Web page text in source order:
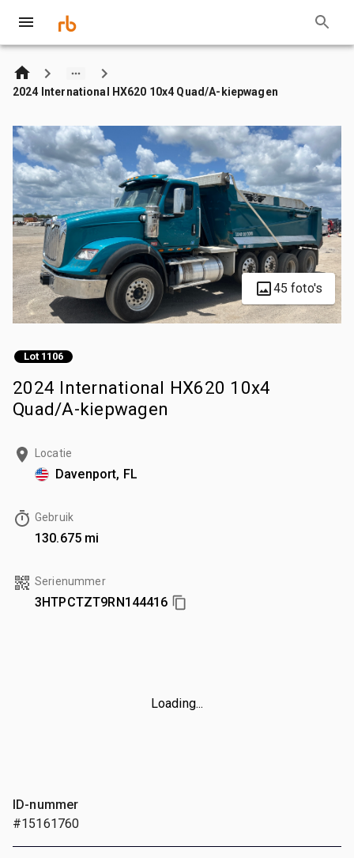
2024 International HX620 10x4 Quad/A-kiepwagen
45 foto's
Lot 1106
2024 International HX620 10x4
Quad/A-kiepwagen
Locatie
Davenport, FL
Gebruik
130.675 mi
Serienummer
3HTPCTZT9RN144416
Loading...
ID-nummer
#15161760